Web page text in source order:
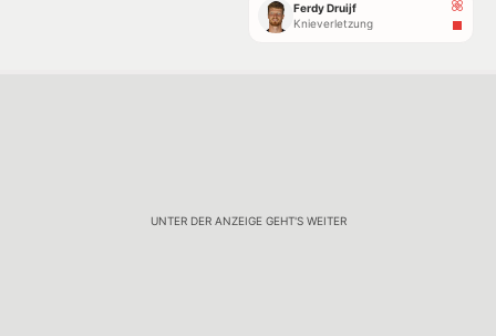
Ferdy Druijf
Knieverletzung
UNTER DER ANZEIGE GEHT'S WEITER